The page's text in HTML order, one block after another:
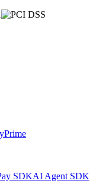
Prime
SDKAI Agent SDK